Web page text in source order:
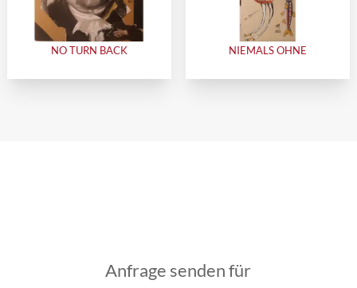
NO TURN BACK NIEMALS OHNE
Anfrage senden für